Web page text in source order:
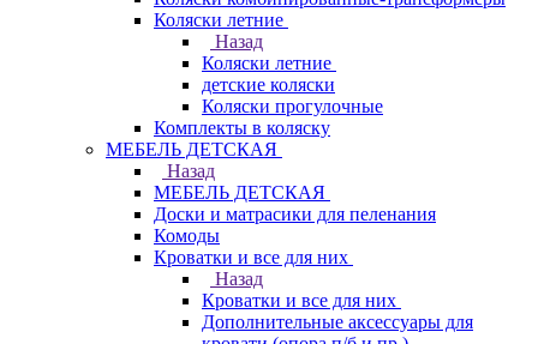
Коляски летние
Назад
Коляски летние
детские коляски
Коляски прогулочные
Комплекты в коляску
МЕБЕЛЬ ДЕТСКАЯ
Назад
МЕБЕЛЬ ДЕТСКАЯ
Доски и матрасики для пеленания
Комоды
Кроватки и все для них
Назад
Кроватки и все для них
Дополнительные аксессуары для